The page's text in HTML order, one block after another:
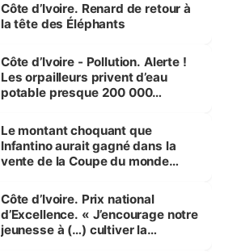
Côte d’Ivoire. Renard de retour à
la tête des Éléphants
Côte d’Ivoire - Pollution. Alerte !
Les orpailleurs privent d’eau
potable presque 200 000
Le montant choquant que
Infantino aurait gagné dans la
vente de la Coupe du monde
Côte d’Ivoire. Prix national
d’Excellence. « J’encourage notre
jeunesse à (…) cultiver la